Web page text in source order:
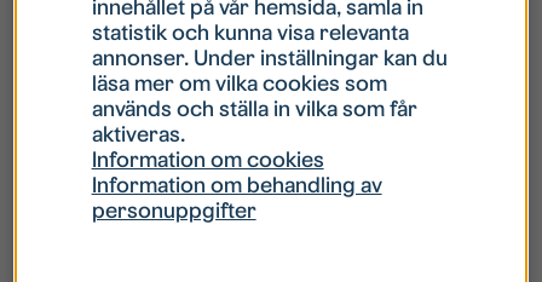
Hur gör jag om mitt konto är låst?
Hur gör jag när jag glömt mitt lösenord?
Vad innebär Gästkonto/Gästanvändare?
innehållet på vår hemsida, samla in
statistik och kunna visa relevanta
annonser. Under inställningar kan du
läsa mer om vilka cookies som
används och ställa in vilka som får
aktiveras.
Information om cookies
Information om behandling av
personuppgifter